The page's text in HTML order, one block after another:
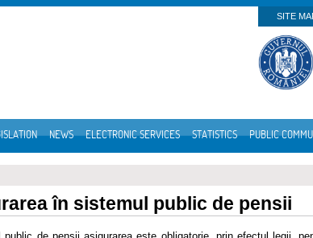
SITE
NEWS ELECTRONIC SERVICES STATISTICS PUBLIC
în sistemul public de pensii